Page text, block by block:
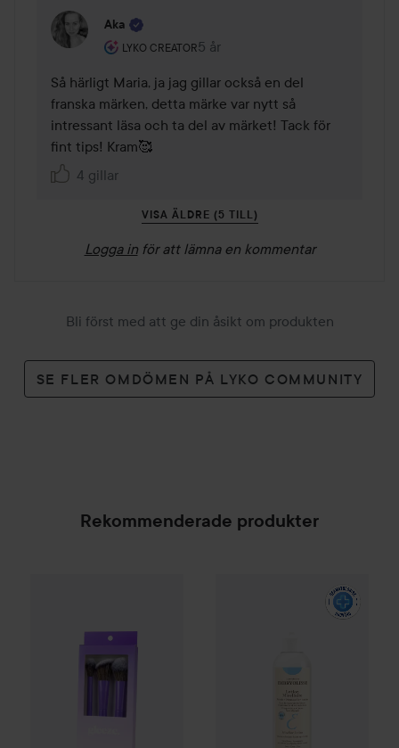
Aka
LYKO CREATOR
Användarens roll: Lyko Creator.
5 år
Kommentaren lades 5 år
Så härligt Maria, ja jag gillar också en del
franska märken, detta märke var nytt så
intressant läsa och ta del av märket! Tack för
fint tips! Kram🥰
4 gillar
VISA ÄLDRE (5 TILL)
Logga in för att lämna en kommentar
Bli först med att ge din åsikt om produkten
SE FLER OMDÖMEN PÅ LYKO COMMUNITY
Rekommenderade produkter
Cleansing